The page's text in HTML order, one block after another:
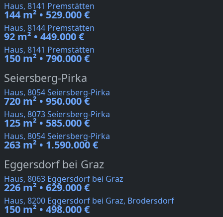
Haus, 8141 Premstätten
144 m² • 529.000 €
Haus, 8144 Premstätten
92 m² • 449.000 €
Haus, 8141 Premstätten
150 m² • 790.000 €
Seiersberg-Pirka
Haus, 8054 Seiersberg-Pirka
720 m² • 950.000 €
Haus, 8073 Seiersberg-Pirka
125 m² • 585.000 €
Haus, 8054 Seiersberg-Pirka
263 m² • 1.590.000 €
Eggersdorf bei Graz
Haus, 8063 Eggersdorf bei Graz
226 m² • 629.000 €
Haus, 8200 Eggersdorf bei Graz, Brodersdorf
150 m² • 498.000 €